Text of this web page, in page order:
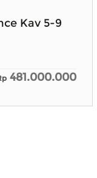
Kav 5-9
481.000.000